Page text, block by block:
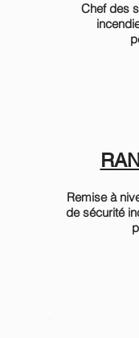
Chef des
Remise à
de sécurité